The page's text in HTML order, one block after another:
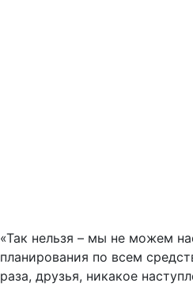
«Так нельзя – мы не можем
планирования по всем
раза, друзья, никакое